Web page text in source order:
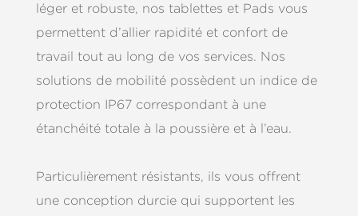
léger et robuste, nos tablettes et Pads vous
permettent d’allier rapidité et confort de
travail tout au long de vos services. Nos
solutions de mobilité possèdent un indice de
protection IP67 correspondant à une
étanchéité totale à la poussière et à l’eau.
Particulièrement résistants, ils vous offrent
une conception durcie qui supportent les